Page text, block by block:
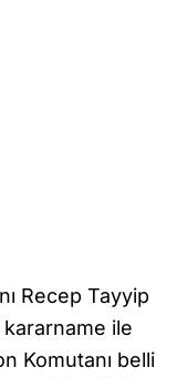
Recep Tayyip
kararname ile
Komutanı belli